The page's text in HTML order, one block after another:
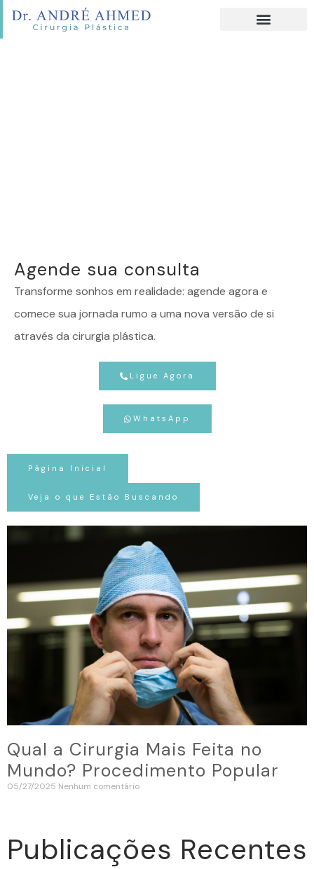
Agende sua consulta
Transforme sonhos em realidade: agende agora e
comece sua jornada rumo a uma nova versão de si
através da cirurgia plástica.
Ligue Agora
WhatsApp
Página Inicial
Veja o que Estão Buscando
Qual a Cirurgia Mais Feita no
Mundo? Procedimento Popular
05/27/2025 Nenhum comentário
Publicações Recentes